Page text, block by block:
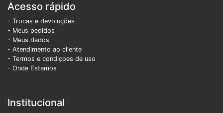
Acesso rápido
- Trocas e devoluções
- Meus pedidos
- Meus dados
- Atendimento ao cliente
- Termos e condiçoes de uso
- Onde Estamos
Institucional